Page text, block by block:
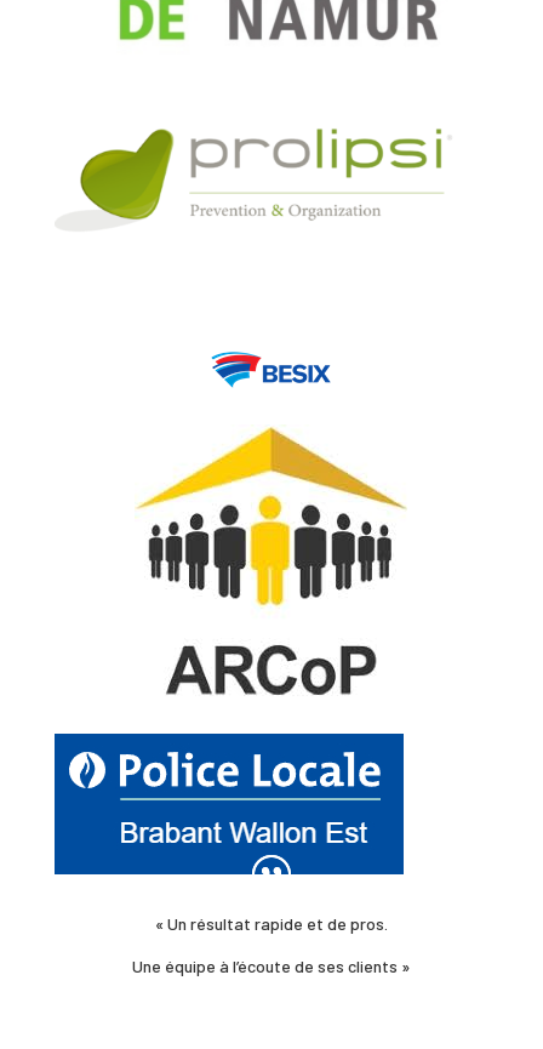
« Un résultat rapide et de pros.
Une équipe à l’écoute de ses clients »